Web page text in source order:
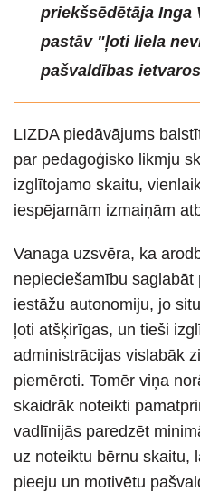
priekšsēdētāja Inga
pastāv "ļoti liela
pašvaldības
LIZDA piedāvājums
par pedagoģisko likmju
izglītojamo skaitu,
iespējamām izmaiņām
Vanaga uzsvēra, ka
nepieciešamību
iestāžu autonomiju, jo
ļoti atšķirīgas, un tieši
administrācijas vislabāk
piemēroti. Tomēr viņa
skaidrāk noteikti
vadlīnijās paredzēt
uz noteiktu bērnu skaitu,
pieeju un motivētu